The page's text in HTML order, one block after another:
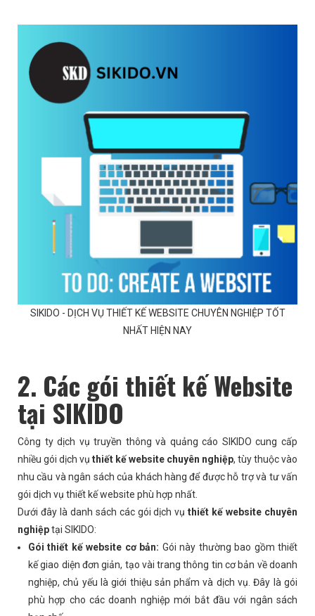
SIKIDO - DỊCH VỤ THIẾT KẾ WEBSITE CHUYÊN NGHIỆP TỐT
NHẤT HIỆN NAY
2. Các gói thiết kế Website
tại SIKIDO
Công ty dịch vụ truyền thông và quảng cáo SIKIDO cung cấp
nhiều gói dịch vụ thiết kế website chuyên nghiệp, tùy thuộc vào
nhu cầu và ngân sách của khách hàng để được hỗ trợ và tư vấn
gói dịch vụ thiết kế website phù hợp nhất.
Dưới đây là danh sách các gói dịch vụ thiết kế website chuyên
nghiệptại SIKIDO:
Gói thiết kế website cơ bản: Gói này thường bao gồm thiết
kế giao diện đơn giản, tạo vài trang thông tin cơ bản về doanh
nghiệp, chủ yếu là giới thiệu sản phẩm và dịch vụ. Đây là gói
phù hợp cho các doanh nghiệp mới bắt đầu với ngân sách